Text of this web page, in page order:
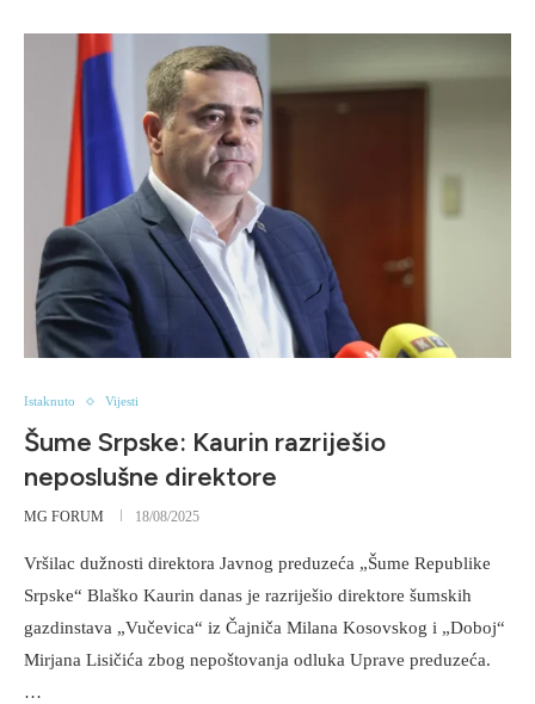
Istaknuto Vijesti
Šume Srpske: Kaurin razriješio
neposlušne direktore
MG FORUM 18/08/2025
Vršilac dužnosti direktora Javnog preduzeća „Šume Republike
Srpske“ Blaško Kaurin danas je razriješio direktore šumskih
gazdinstava „Vučevica“ iz Čajniča Milana Kosovskog i „Doboj“
Mirjana Lisičića zbog nepoštovanja odluka Uprave preduzeća.
…